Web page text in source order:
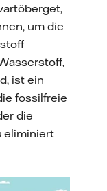
um die
ist ein
fossilfreie
die
eliminiert